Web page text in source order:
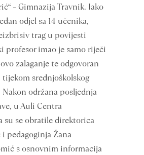
– Gimnazija Travnik. Iako
odjel sa 14 učenika,
trag u povijesti
profesor imao je samo riječi
zalaganje te odgovoran
srednjoškolskog
održana posljednja
u Auli Centra
su se obratile direktorica
pedagoginja Žana
s osnovnim informacija